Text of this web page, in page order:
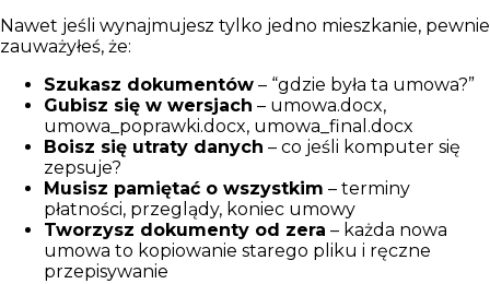
Nawet jeśli wynajmujesz tylko jedno mieszkanie, pewnie
zauważyłeś, że:
Szukasz dokumentów – “gdzie była ta umowa?”
Gubisz się w wersjach – umowa.docx,
umowa_poprawki.docx, umowa_final.docx
Boisz się utraty danych – co jeśli komputer się
zepsuje?
Musisz pamiętać o wszystkim – terminy
płatności, przeglądy, koniec umowy
Tworzysz dokumenty od zera – każda nowa
umowa to kopiowanie starego pliku i ręczne
przepisywanie